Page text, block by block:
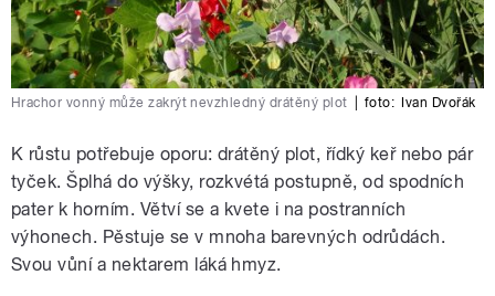
Hrachor vonný může zakrýt nevzhledný drátěný plot foto: Ivan Dvořák
K růstu potřebuje oporu: drátěný plot, řídký keř nebo pár
tyček. Šplhá do výšky, rozkvétá postupně, od spodních
pater k horním. Větví se a kvete i na postranních
výhonech. Pěstuje se v mnoha barevných odrůdách.
Svou vůní a nektarem láká hmyz.